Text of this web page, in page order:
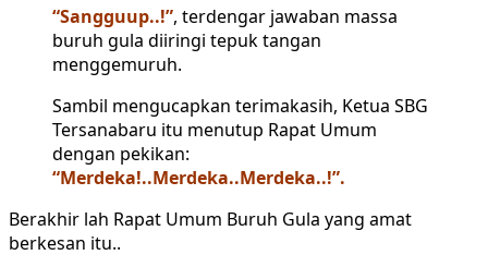
“Sangguup..!”, terdengar jawaban massa
buruh gula diiringi tepuk tangan
menggemuruh.
Sambil mengucapkan terimakasih, Ketua SBG
Tersanabaru itu menutup Rapat Umum
dengan pekikan:
“Merdeka!..Merdeka..Merdeka..!”.
Berakhir lah Rapat Umum Buruh Gula yang amat
berkesan itu..